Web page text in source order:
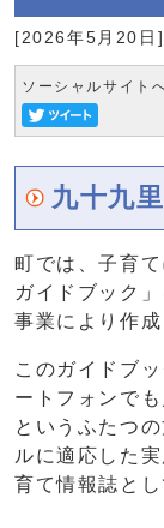
[2026年5月20日]
ソーシャルサイト
九十九
町では、子育
ガイドブック
事業により作成
このガイドブ
ートフォンで
というふたつ
ルに適応した
育て情報誌と